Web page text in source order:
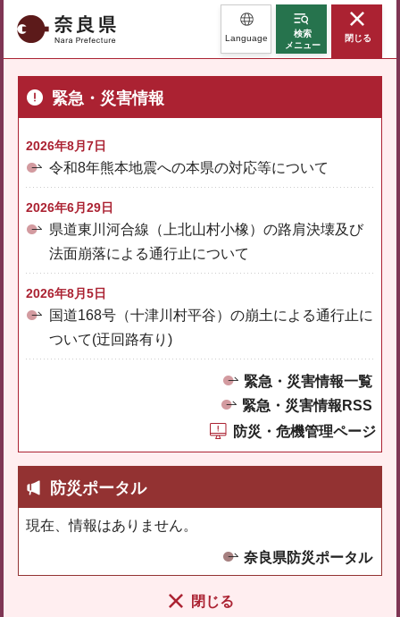
奈良県 Language
検索
メニュー
閉じる
緊急・災害情報
2026年8月7日
令和8年熊本地震への本県の対応等について
2026年6月29日
県道東川河合線（上北山村小橡）の路肩決壊及び
法面崩落による通行止について
2026年8月5日
国道168号（十津川村平谷）の崩土による通行止に
ついて(迂回路有り)
緊急・災害情報一覧
緊急・災害情報RSS
防災・危機管理ページ
防災ポータル
現在、情報はありません。
奈良県防災ポータル
閉じる